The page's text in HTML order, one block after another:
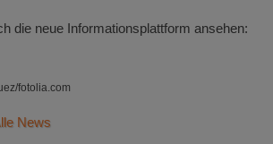
die neue Informationsplattform ansehen:
fotolia.com
News